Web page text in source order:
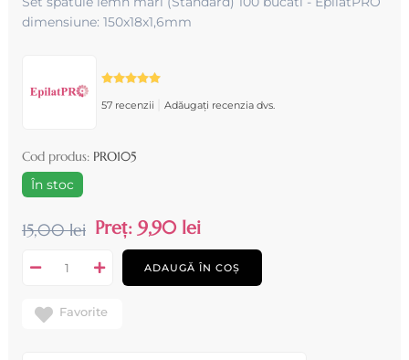
dimensiune: 150x18x1,6mm
57 recenzii Adăugați recenzia dvs.
Cod produs: PRO105
În stoc
15,00 lei Preț: 9,90 lei
ADAUGĂ ÎN COȘ
Favorite